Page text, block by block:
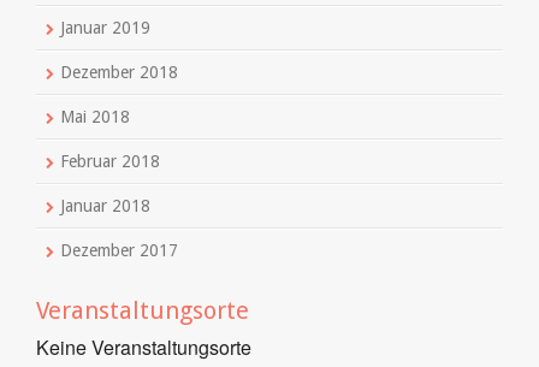
Januar 2019
Dezember 2018
Mai 2018
Februar 2018
Januar 2018
Dezember 2017
Veranstaltungsorte
Keine Veranstaltungsorte